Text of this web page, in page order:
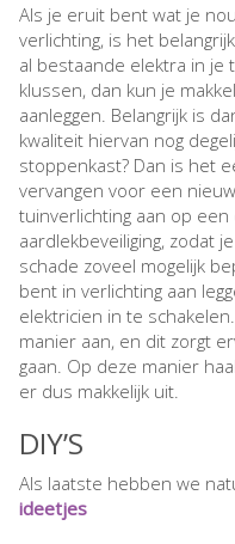
Als je eruit bent wat je
verlichting, is het
al bestaande elektra in je
klussen, dan kun je
aanleggen. Belangrijk is
kwaliteit hiervan nog
stoppenkast? Dan is het
vervangen voor een
tuinverlichting aan op
aardlekbeveiliging, zodat
schade zoveel mogelijk
bent in verlichting aan
elektricien in te
manier aan, en dit zorgt
gaan. Op deze manier
er dus makkelijk uit.
DIY’S
Als laatste hebben we
ideetjes